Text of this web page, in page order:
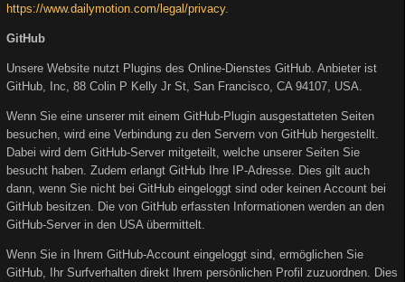
https://www.dailymotion.com/legal/privacy.
GitHub
Unsere Website nutzt Plugins des Online-Dienstes GitHub. Anbieter ist
GitHub, Inc, 88 Colin P Kelly Jr St, San Francisco, CA 94107, USA.
Wenn Sie eine unserer mit einem GitHub-Plugin ausgestatteten Seiten
besuchen, wird eine Verbindung zu den Servern von GitHub hergestellt.
Dabei wird dem GitHub-Server mitgeteilt, welche unserer Seiten Sie
besucht haben. Zudem erlangt GitHub Ihre IP-Adresse. Dies gilt auch
dann, wenn Sie nicht bei GitHub eingeloggt sind oder keinen Account bei
GitHub besitzen. Die von GitHub erfassten Informationen werden an den
GitHub-Server in den USA übermittelt.
Wenn Sie in Ihrem GitHub-Account eingeloggt sind, ermöglichen Sie
GitHub, Ihr Surfverhalten direkt Ihrem persönlichen Profil zuzuordnen. Dies